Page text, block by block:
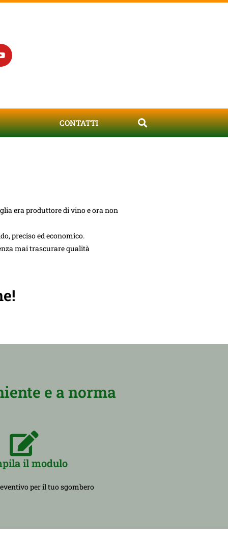
CONTATTI
era produttore di vino e ora non
preciso ed economico.
mai trascurare qualità
e a norma
il modulo
per il tuo sgombero